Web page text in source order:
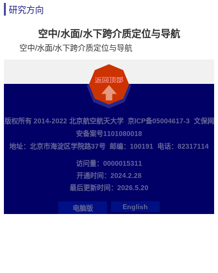
研究方向
空中/水面/水下跨介质定位与导航
空中/水面/水下跨介质定位与导航
版权所有 2014-2022 北京航空航天大学 京ICP备05004617-3 文保网
安备案号1101080018
地址：北京市海淀区学院路37号 邮编：100191 电话：82317114
访问量： 0000015311
开通时间： 2024.2.28
最后更新时间： 2026.5.20
电脑版 English